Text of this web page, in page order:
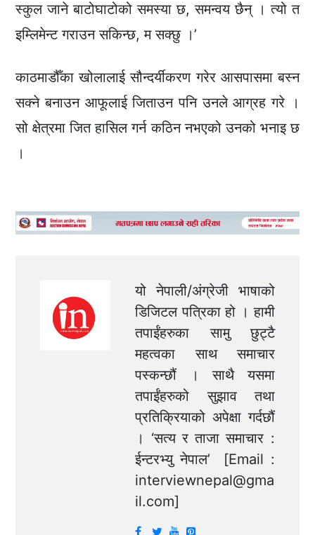
स्कुल जाने बाटोघाटोको समस्या छ, समन्वय छैन् । त्यो त
इम्लिमेन्ट गराउन सकिन्छ, म सक्छु ।’
काठमाडौँका खोलालाई सौन्दर्यीकरण गरेर आसपासमा बस्न
सक्ने बनाउन आफूलाई जिताउन पनि उनले आग्रह गरे ।
सो क्षेत्रमा जित हासिल गर्न कठिन नभएको उनको भनाइ छ
।
यो नेपाली/अंग्रेजी भाषाको
डिजिटल पत्रिका हो । हामी
तपाईंहरुका सामु छुट्टै
महत्वका साथ समाचार
पस्कन्छौं । साथै यसमा
तपाईंहरुको सुझाव तथा
प्रतिक्रियाको अपेक्षा गर्दछौं
। ‘सत्य र ताजा समाचार :
ईन्टरभ्यु नेपाल’ [Email :
interviewnepal@gma
il.com]